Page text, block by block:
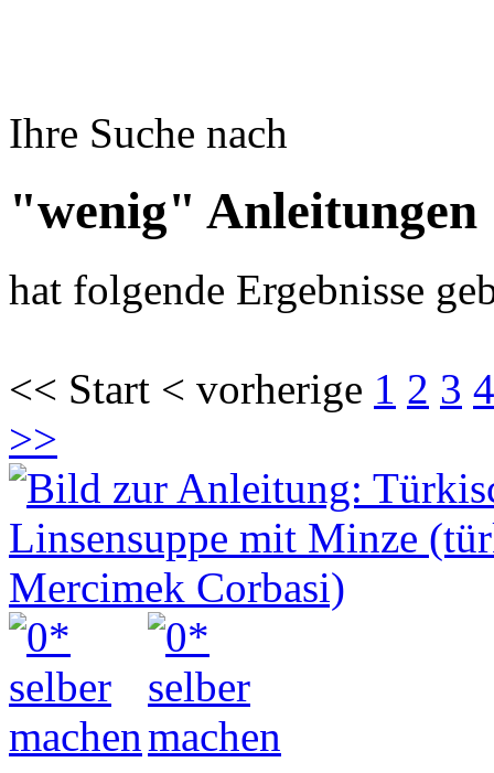
Ihre Suche nach
"wenig" Anleitungen
hat folgende Ergebnisse
<< Start < vorherige 1 2 3 4
>>